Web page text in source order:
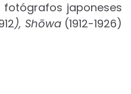
japoneses
), Shōwa(1912-1926)